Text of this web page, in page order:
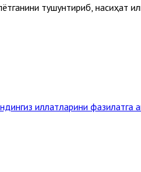
тушунтириб, насиҳат
иллатларини фазилатга